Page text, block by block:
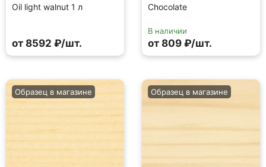
Oil light walnut 1 л
от 8592 ₽/шт.
Chocolate
В наличии
от 809 ₽/шт.
Образец в магазине Образец в магазине